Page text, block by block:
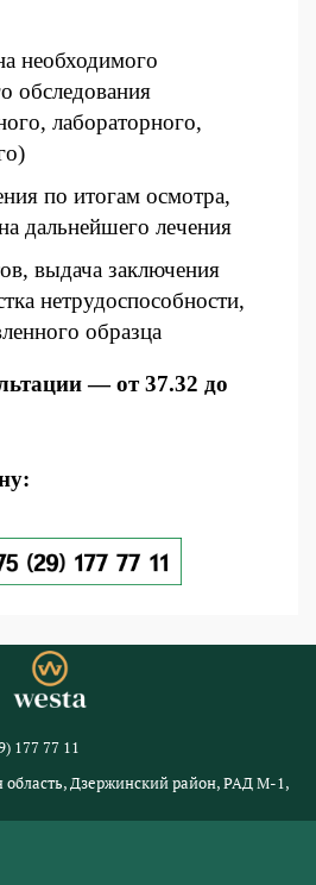
необходимого
обследования
лабораторного,
по итогам осмотра,
дальнейшего лечения
выдача заключения
нетрудоспособности,
образца
— от 37.32 до
177 77 11
область, Дзержинский район, РАД М-1,